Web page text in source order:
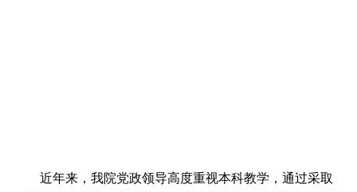
近年来，我院党政领导高度重视本科教学，通过采取